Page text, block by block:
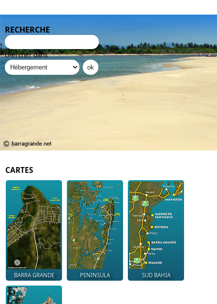
RECHERCHE
chercher dans
CARTES
BARRA GRANDE PENINSULA SUD BAHIA